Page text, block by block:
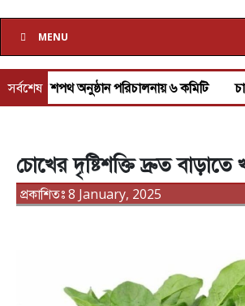
MENU
সর্বশেষ ৬ কমিটি চার আর্থিক প্রতিষ্ঠান
চোখের দৃষ্টিশক্তি দ্রুত
প্রকাশিতঃ 8 January, 2025